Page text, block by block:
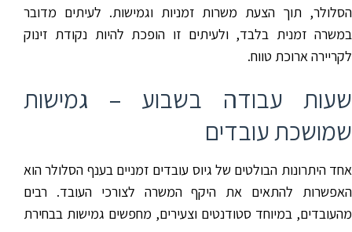
הסלולר, תוך הצעת משרות זמניות וגמישות. לעיתים מדובר
במשרה זמנית בלבד, ולעיתים זו הופכת להיות נקודת זינוק
לקריירה ארוכת טווח.
שעות עבודה בשבוע – גמישות
שמושכת עובדים
אחד היתרונות הבולטים של גיוס עובדים זמניים בענף הסלולר הוא
האפשרות להתאים את היקף המשרה לצורכי העובד. רבים
מהעובדים, במיוחד סטודנטים וצעירים, מחפשים גמישות בבחירת